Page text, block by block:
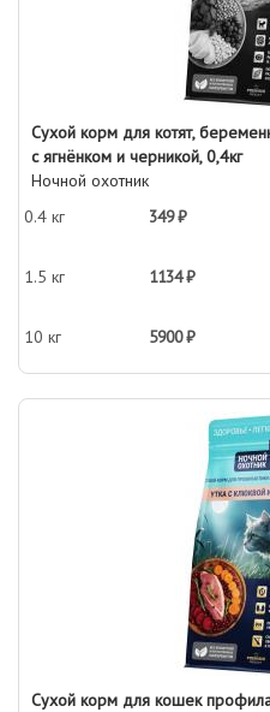
Сухой корм для котят,
с ягнёнком и черникой, 0,4кг
Ночной охотник
0.4 кг
349 ₽
1.5 кг 1134 ₽
10 кг 5900 ₽
Сухой корм для кошек